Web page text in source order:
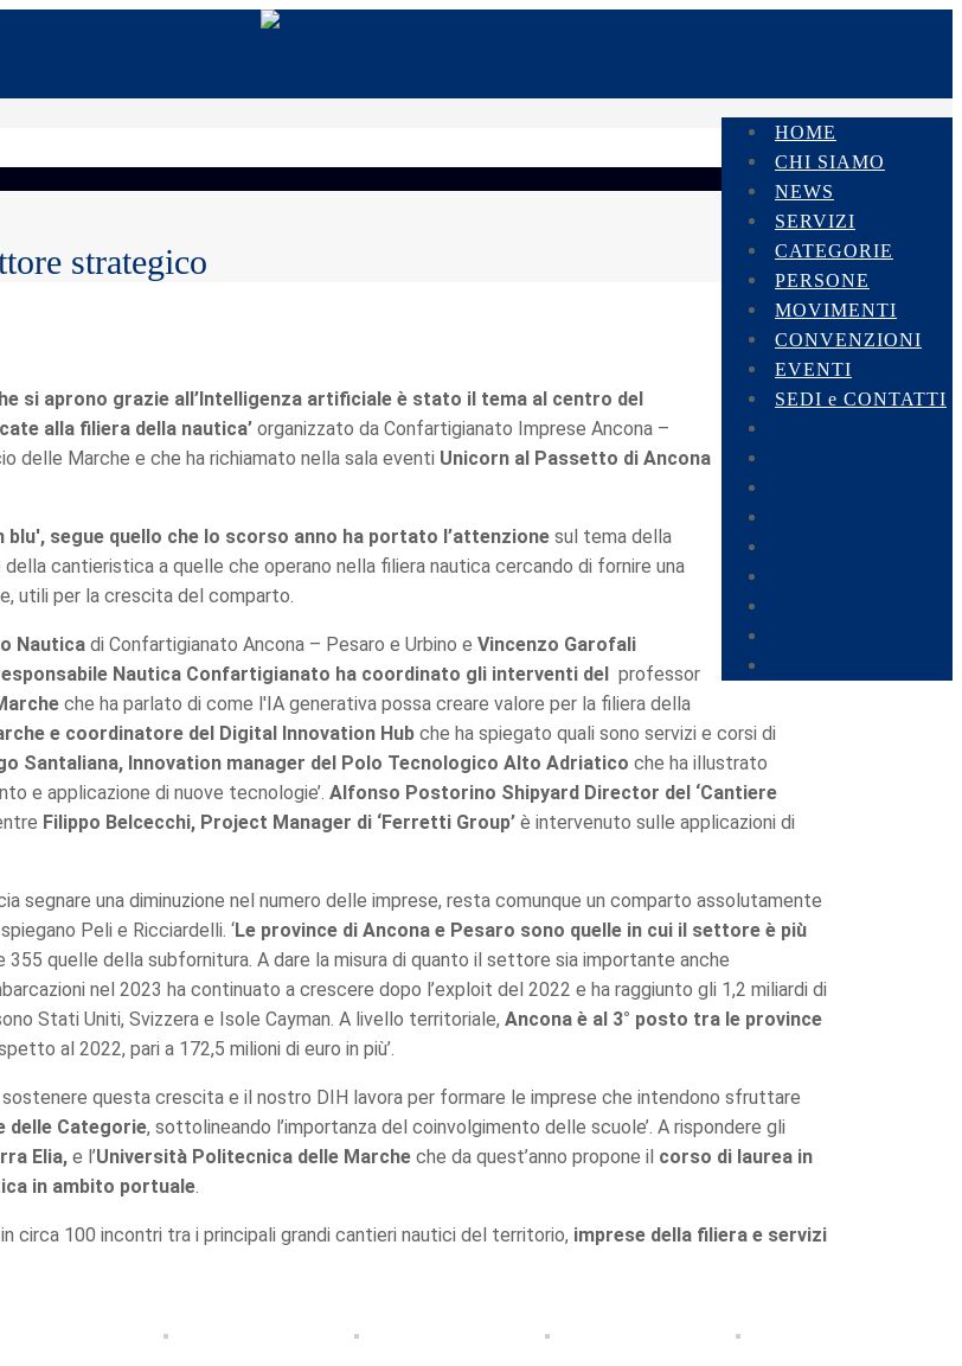
HOME
CHI SIAMO
NEWS
SERVIZI
CATEGORIE
PERSONE
MOVIMENTI
CONVENZIONI
EVENTI
SEDI e CONTATTI
strategico
si aprono grazie all’Intelligenza artificiale è stato il tema al centro del
alla filiera della nautica’ organizzato da Confartigianato Imprese Ancona –
delle Marche e che ha richiamato nella sala eventi Unicorn al Passetto di Ancona
blu', segue quello che lo scorso anno ha portato l’attenzione sul tema della
cantieristica a quelle che operano nella filiera nautica cercando di fornire una
utili per la crescita del comparto.
Nautica di Confartigianato Ancona – Pesaro e Urbino e Vincenzo Garofali
Nautica Confartigianato ha coordinato gli interventi del
professor
che ha parlato di come l'IA generativa possa creare valore per la filiera della
e coordinatore del Digital Innovation Hub che ha spiegato quali sono servizi e corsi di
Santaliana, Innovation manager del Polo Tecnologico Alto Adriatico che ha illustrato
e applicazione di nuove tecnologie’. Alfonso Postorino Shipyard Director del ‘Cantiere
Filippo Belcecchi, Project Manager di ‘Ferretti Group’ è intervenuto sulle applicazioni di
segnare una diminuzione nel numero delle imprese, resta comunque un comparto assolutamente
Peli e Ricciardelli. ‘Le province di Ancona e Pesaro sono quelle in cui il settore è più
quelle della subfornitura. A dare la misura di quanto il settore sia importante anche
nel 2023 ha continuato a crescere dopo l’exploit del 2022 e ha raggiunto gli 1,2 miliardi di
Stati Uniti, Svizzera e Isole Cayman. A livello territoriale, Ancona è al 3° posto tra le province
al 2022, pari a 172,5 milioni di euro in più’.
sostenere questa crescita e il nostro DIH lavora per formare le imprese che intendono sfruttare
delle Categorie, sottolineando l’importanza del coinvolgimento delle scuole’. A rispondere gli
Elia, e l’Università Politecnica delle Marche che da quest’anno propone il corso di laurea in
in ambito portuale.
circa 100 incontri tra i principali grandi cantieri nautici del territorio, imprese della filiera e servizi